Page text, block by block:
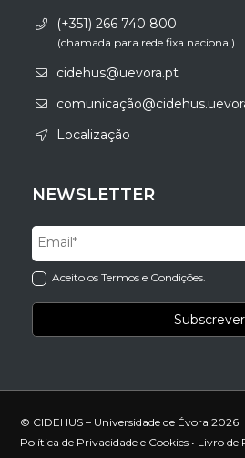
(+351) 266 740 800
(chamada para rede fixa nacional)
cidehus@uevora.pt
Localização
NEWSLETTER
Aceito os Termos e Condições.
© CIDEHUS – Universidade de Évora 2026
Política de Privacidade e Cookies • Livro de